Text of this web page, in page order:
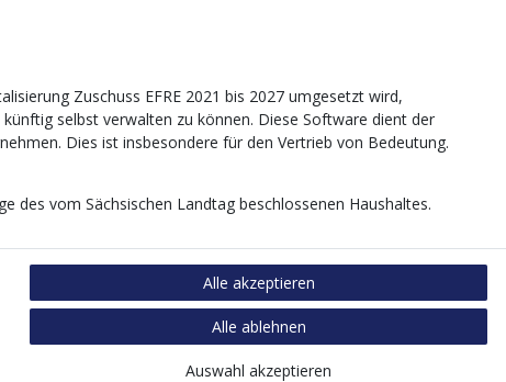
Zuschuss EFRE 2021 bis 2027 umgesetzt wird,
selbst verwalten zu können. Diese Software dient der
Dies ist insbesondere für den Vertrieb von Bedeutung.
des vom Sächsischen Landtag beschlossenen Haushaltes.
Alle akzeptieren
Alle ablehnen
Auswahl akzeptieren